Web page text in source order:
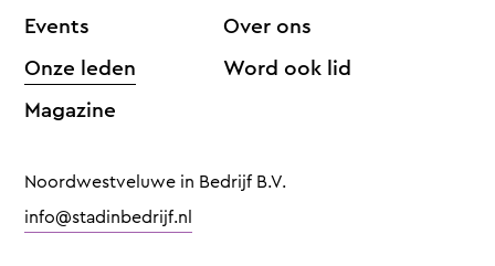
Events
Onze leden
Magazine
Over ons
Word ook lid
Noordwestveluwe in Bedrijf B.V.
info@stadinbedrijf.nl